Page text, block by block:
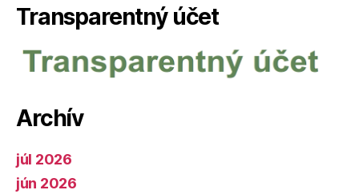
Transparentný účet
Archív
júl 2026
jún 2026